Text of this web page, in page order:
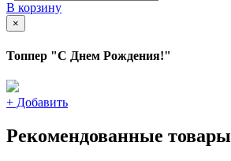
В корзину
×
Топпер "С Днем Рождения!"
+ Добавить
Рекомендованные товары